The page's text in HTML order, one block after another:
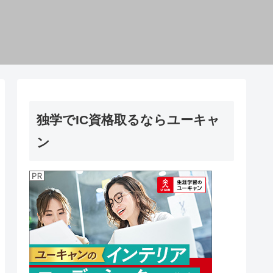
独学でIC資格取るならユーキャ
ン